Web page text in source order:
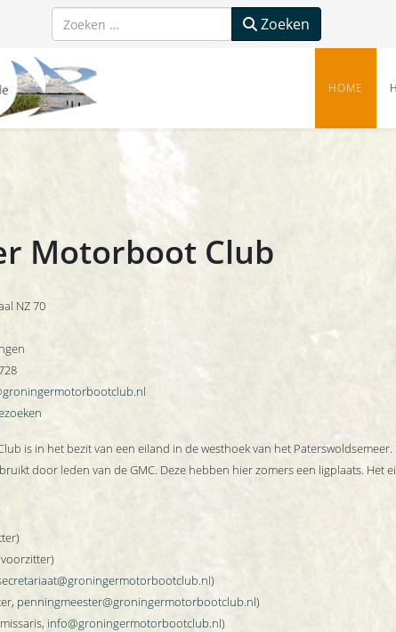
Zoeken Zoeken
HOME
Motorboot Club
NZ 70
is in het bezit van een eiland in de westhoek van het
door leden van de GMC. Deze hebben hier zomers een ligplaats. Het
)
penningmeester@groningermotorbootclub.nl)
info@groningermotorbootclub.nl)